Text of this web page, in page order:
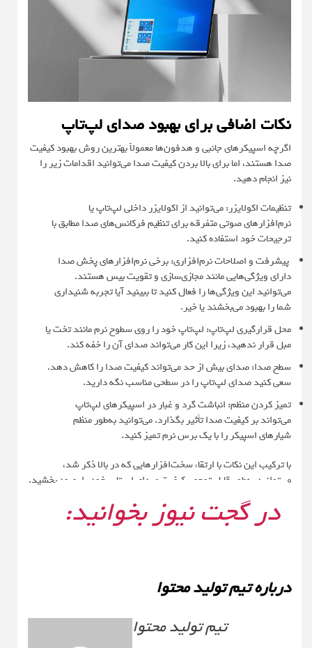
نکات اضافی برای بهبود صدای لپ‌تاپ
اگرچه اسپیکرهای جانبی و هدفون‌ها معمولاً بهترین روش بهبود کیفیت
صدا هستند، اما برای بالا بردن کیفیت صدا می‌توانید اقدامات زیر را
نیز انجام دهید.
تنظیمات اکولایزر: می‌توانید از اکولایزر داخلی لپ‌تاپ یا
نرم‌افزارهای صوتی متفرقه برای تنظیم فرکانس‌های صدا مطابق با
ترجیحات خود استفاده کنید.
پیشرفت و اصلاحات نرم‌افزاری: برخی نرم‌افزارهای پخش صدا
دارای ویژگی‌هایی مانند مجازی‌سازی و تقویت بیس هستند.
می‌توانید این ویژگی‌ها را فعال کنید تا ببینید آیا تجربه شنیداری
شما را بهبود می‌بخشند یا خیر.
محل قرارگیری لپ‌تاپ: لپ‌تاپ خود را روی سطوح نرم مانند تخت یا
مبل قرار ندهید، زیرا این کار می‌تواند صدای آن را خفه کند.
سطح صدا: صدای بیش از حد می‌تواند کیفیت صدا را کاهش دهد.
سعی کنید صدای لپ‌تاپ را در سطحی مناسب نگه دارید.
تمیز کردن منظم: انباشت گرد و غبار در اسپیکرهای لپ‌تاپ
می‌تواند بر کیفیت صدا تأثیر بگذارد. می‌توانید به‌طور منظم
شیارهای اسپیکر را با یک برس نرم تمیز کنید.
با ترکیب این نکات با ارتقاء سخت‌افزارهایی که در بالا ذکر شد،
می‌توانید به‌طور قابل توجهی کیفیت صدای لپ‌تاپ خود را بهبود بخشید.
در گجت نیوز بخوانید:
درباره تیم تولید محتوا
تیم تولید محتوا